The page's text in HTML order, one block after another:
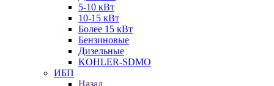
5-10 кВт
10-15 кВт
Более 15 кВт
Бензиновые
Дизельные
KOHLER-SDMO
ИБП
Назад